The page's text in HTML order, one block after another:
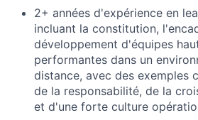
2+ années d'expérience en
incluant la constitution,
développement d'équipes
performantes dans un
distance, avec des exemples
de la responsabilité, de la
et d'une forte culture